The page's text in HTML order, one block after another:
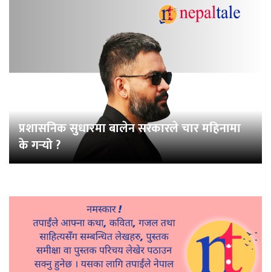
प्रशासनिक सुधारमा बालेन सरकारले चार महिनामा
के गर्‍यो ?